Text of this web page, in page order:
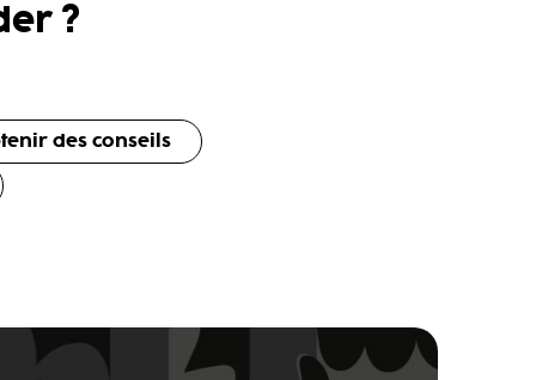
?
des conseils